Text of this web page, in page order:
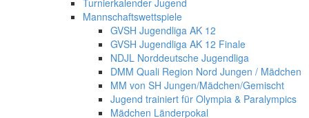
Mannschaftswettspiele
GVSH Jugendliga AK 12
GVSH Jugendliga AK 12 Finale
NDJL Norddeutsche Jugendliga
DMM Quali Region Nord Jungen / Mädchen
MM von SH Jungen/Mädchen/Gemischt
Jugend trainiert für Olympia & Paralympics
Mädchen Länderpokal